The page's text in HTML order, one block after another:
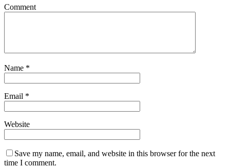
Comment
Name *
Email *
Website
Save my name, email, and website in this browser for the next
time I comment.